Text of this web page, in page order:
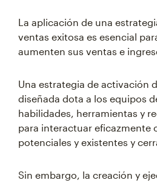
La aplicación de una
ventas exitosa es esencial
aumenten sus ventas e
Una estrategia de activación
diseñada dota a los equipos
habilidades, herramientas y
para interactuar eficazmente
potenciales y existentes y
Sin embargo, la creación y